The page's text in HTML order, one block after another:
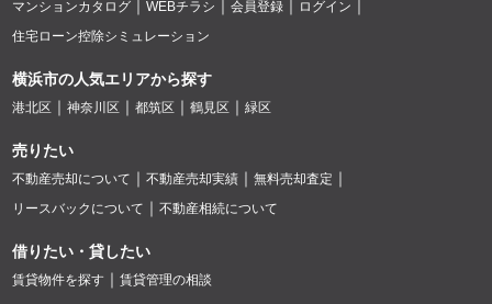
マンションカタログ
WEBチラシ 会員登録
ログイン
住宅ローン控除シミュレーション
横浜市の人気エリアから探す
港北区 神奈川区 都筑区 鶴見区 緑区
売りたい
不動産売却について 不動産売却実績
無料売却査定
リースバックについて
不動産相続について
借りたい・貸したい
賃貸物件を探す 賃貸管理の相談